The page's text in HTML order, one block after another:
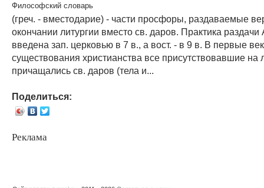
Философский словарь
(греч. - вместодарие) - части просфоры, раздаваемые
окончании литургии вместо св. даров. Практика
введена зап. церковью в 7 в., а вост. - в 9 в. В первые
существования христианства все присутствовавшие на
причащались св. даров (тела и...
Поделиться:
Реклама